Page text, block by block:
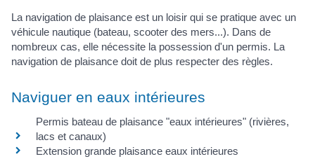
La navigation de plaisance est un loisir qui se pratique avec un
véhicule nautique (bateau, scooter des mers...). Dans de
nombreux cas, elle nécessite la possession d'un permis. La
navigation de plaisance doit de plus respecter des règles.
Naviguer en eaux intérieures
Permis bateau de plaisance "eaux intérieures" (rivières,
lacs et canaux)
Extension grande plaisance eaux intérieures